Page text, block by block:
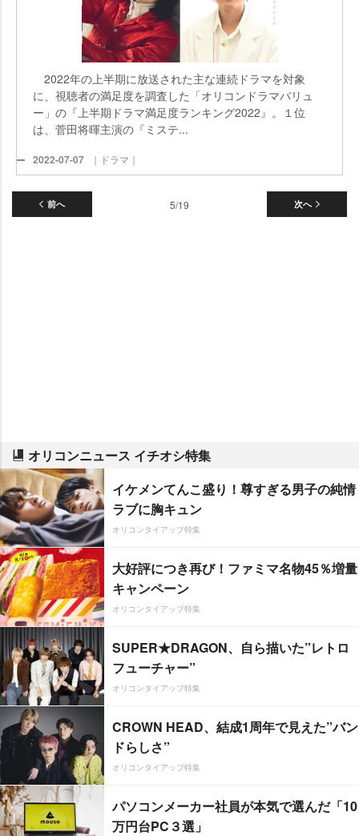
2022年の上半期に放送された主な連続ドラマを対象
に、視聴者の満足度を調査した「オリコンドラマバリュ
ー」の『上半期ドラマ満足度ランキング2022』。１位
は、菅田将暉主演の『ミステ...
2022-07-07 ｜ドラマ｜
前へ 次へ
5/19
オリコンニュース イチオシ特集
イケメンてんこ盛り！尊すぎる男子の純情
ラブに胸キュン
オリコンタイアップ特集
大好評につき再び！ファミマ名物45％増量
キャンペーン
オリコンタイアップ特集
SUPER★DRAGON、自ら描いた”レトロ
フューチャー”
オリコンタイアップ特集
CROWN HEAD、結成1周年で見えた”バン
ドらしさ”
オリコンタイアップ特集
パソコンメーカー社員が本気で選んだ「10
万円台PC３選」